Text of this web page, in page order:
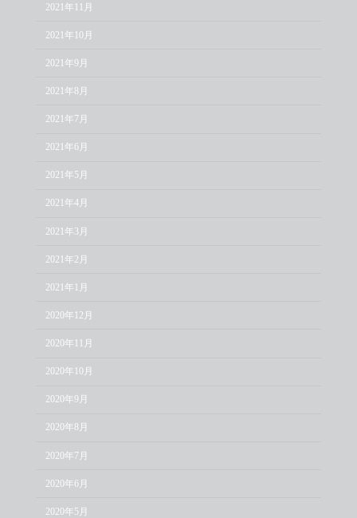
2021年11月
2021年10月
2021年9月
2021年8月
2021年7月
2021年6月
2021年5月
2021年4月
2021年3月
2021年2月
2021年1月
2020年12月
2020年11月
2020年10月
2020年9月
2020年8月
2020年7月
2020年6月
2020年5月